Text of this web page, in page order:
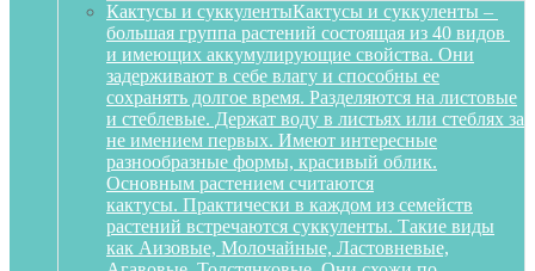
Кактусы и суккулентыКактусы и суккуленты –
большая группа растений состоящая из 40 видов
и имеющих аккумулирующие свойства. Они
задерживают в себе влагу и способны ее
сохранять долгое время. Разделяются на листовые
и стеблевые. Держат воду в листьях или стеблях за
не имением первых. Имеют интересные
разнообразные формы, красивый облик.
Основным растением считаются
кактусы. Практически в каждом из семейств
растений встречаются суккуленты. Такие виды
как Аизовые, Молочайные, Ластовневые,